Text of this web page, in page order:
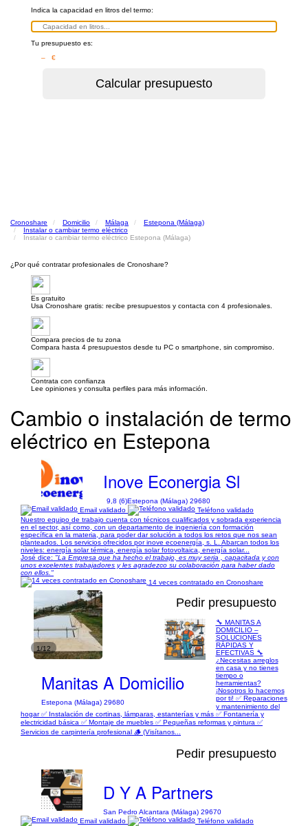
Indica la capacidad en litros del termo:
Tu presupuesto es:
– €
Cronoshare Domicilio Málaga
Estepona (Málaga)
Instalar o cambiar termo eléctrico
Instalar o cambiar termo eléctrico Estepona (Málaga)
¿Por qué contratar profesionales de Cronoshare?
Es gratuito
Usa Cronoshare gratis: recibe presupuestos y contacta con 4 profesionales.
Compara precios de tu zona
Compara hasta 4 presupuestos desde tu PC o smartphone, sin compromiso.
Contrata con confianza
Lee opiniones y consulta perfiles para más información.
Cambio o instalación de termo
eléctrico en Estepona
Inove Econergia Sl
9,8 (6)Estepona (Málaga) 29680
Email validado
Teléfono validado
Nuestro equipo de trabajo cuenta con técnicos cualificados y sobrada experiencia
en el sector, así como, con un departamento de ingeniería con formación
específica en la materia, para poder dar solución a todos los retos que nos sean
planteados. Los servicios ofrecidos por inove ecoenergía, s. L. Abarcan todos los
niveles: energía solar térmica, energía solar fotovoltaica, energía solar...
José dice: "La Empresa que ha hecho el trabajo, es muy seria , capacitada y con
unos excelentes trabajadores y les agradezco su colaboración para haber dado
con ellos."
14 veces contratado en Cronoshare
1/12
Pedir presupuesto
Manitas A Domicilio
Estepona (Málaga) 29680
🔧 MANITAS A
DOMICILIO –
SOLUCIONES
RÁPIDAS Y
EFECTIVAS 🔧
¿Necesitas arreglos
en casa y no tienes
tiempo o
herramientas?
¡Nosotros lo hacemos
por ti! ✅ Reparaciones
y mantenimiento del
hogar ✅ Instalación de cortinas, lámparas, estanterías y más ✅ Fontanería y
electricidad básica ✅ Montaje de muebles ✅ Pequeñas reformas y pintura ✅
Servicios de carpintería profesional 🪵 (Visítanos...
Pedir presupuesto
D Y A Partners
San Pedro Alcantara (Málaga) 29670
Email validado
Teléfono validado